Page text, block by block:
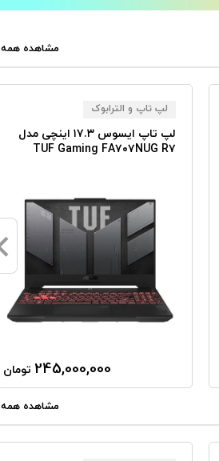
مشاهده همه
لپ تاپ و الترابوک
لپ تاپ ایسوس ۱۷.۳ اینچی مدل
TUF Gaming FA۷۰۷NUG R۷
245,000,000 تومان
مشاهده همه